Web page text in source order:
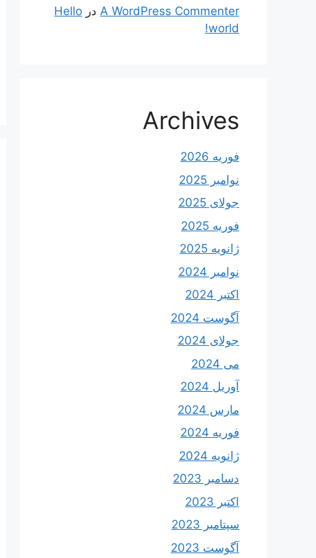
A WordPress Commenter در Hello
world!
Archives
فوریه 2026
نوامبر 2025
جولای 2025
فوریه 2025
ژانویه 2025
نوامبر 2024
اکتبر 2024
آگوست 2024
جولای 2024
می 2024
آوریل 2024
مارس 2024
فوریه 2024
ژانویه 2024
دسامبر 2023
اکتبر 2023
سپتامبر 2023
آگوست 2023